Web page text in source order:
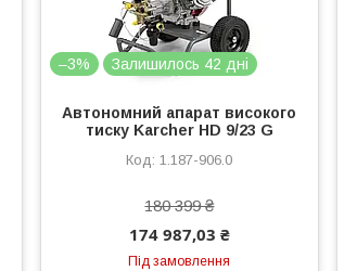
–3% Залишилось 42 дні
Автономний апарат високого
тиску Karcher HD 9/23 G
1.187-906.0
180 399 ₴
174 987,03 ₴
Під замовлення